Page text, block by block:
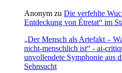
Anonym zu Die verfehlte
Entdeckung von Étretat“ im
„Der Mensch als Artefakt –
nicht-menschlich ist“ - ai-
unvollendete Symphonie aus
Sehnsucht